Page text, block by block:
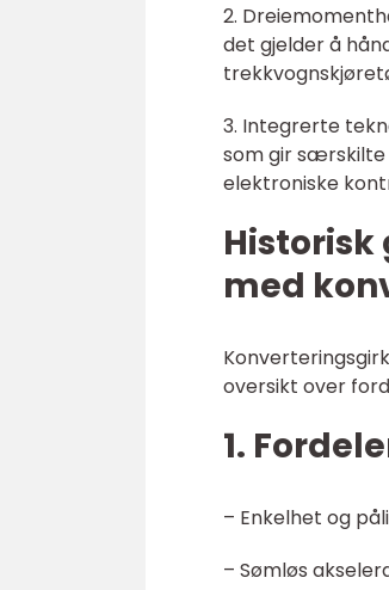
2.
det gjelder å
3. Integrerte
som gir særskilte
elektroniske
med
oversikt over
1.
– Enkelhet og
– Sømløs